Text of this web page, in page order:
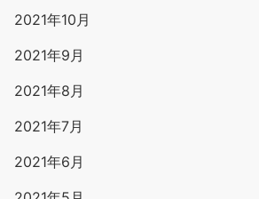
2021年10月
2021年9月
2021年8月
2021年7月
2021年6月